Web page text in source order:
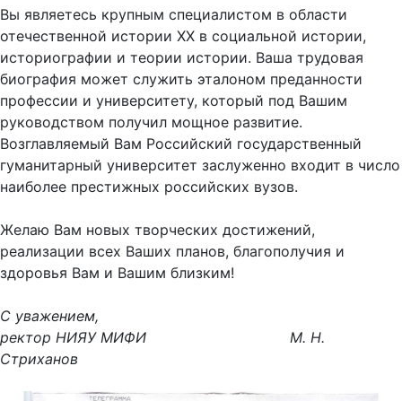
Вы являетесь крупным специалистом в области
отечественной истории XX в социальной истории,
историографии и теории истории. Ваша трудовая
биография может служить эталоном преданности
профессии и университету, который под Вашим
руководством получил мощное развитие.
Возглавляемый Вам Российский государственный
гуманитарный университет заслуженно входит в число
наиболее престижных российских вузов.
Желаю Вам новых творческих достижений,
реализации всех Ваших планов, благополучия и
здоровья Вам и Вашим близким!
С уважением,
ректор НИЯУ МИФИ
М. Н.
Стриханов